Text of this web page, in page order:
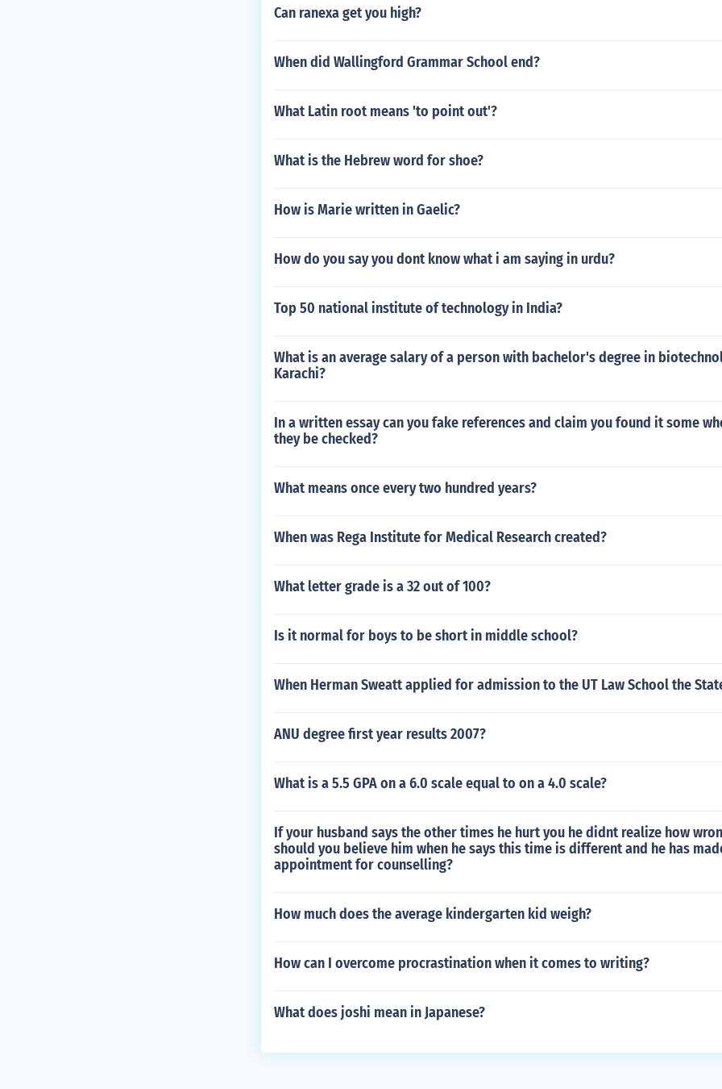
Can ranexa get you high?
When did Wallingford Grammar School end?
What Latin root means 'to point out'?
What is the Hebrew word for shoe?
How is Marie written in Gaelic?
How do you say you dont know what i am saying in urdu?
Top 50 national institute of technology in India?
What is an average salary of a person with bachelor's degree in
Karachi?
In a written essay can you fake references and claim you found it some
they be checked?
What means once every two hundred years?
When was Rega Institute for Medical Research created?
What letter grade is a 32 out of 100?
Is it normal for boys to be short in middle school?
When Herman Sweatt applied for admission to the UT Law School the
ANU degree first year results 2007?
What is a 5.5 GPA on a 6.0 scale equal to on a 4.0 scale?
If your husband says the other times he hurt you he didnt realize how
should you believe him when he says this time is different and he has
appointment for counselling?
How much does the average kindergarten kid weigh?
How can I overcome procrastination when it comes to writing?
What does joshi mean in Japanese?